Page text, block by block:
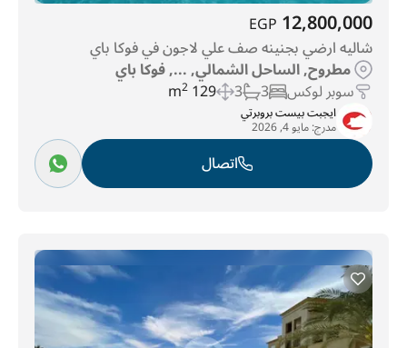
12,800,000
EGP
شاليه ارضي بجنينه صف علي لاجون في فوكا باي
مطروح, الساحل الشمالي, ..., فوكا باي
سوبر لوكس 3
3
129 m
2
ايجبت بيست بروبرتي
مدرج:مايو 4, 2026
اتصال